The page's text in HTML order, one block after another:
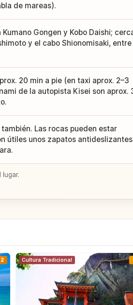
de mareas).
Gongen y Kobo Daishi;
y el cabo Shionomisaki, entre
20 min a pie (en taxi aprox. 2–3
de la autopista Kisei son aprox.
Las rocas pueden estar
útiles unos zapatos
Cultura Tradicional